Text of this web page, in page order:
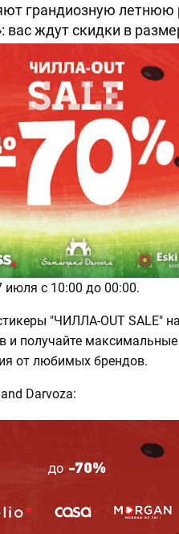
грандиозную летнюю
вас ждут скидки в
июля с 10:00 до 00:00.
"ЧИЛЛА-OUT SALE"
и получайте
от любимых брендов.
Darvoza: